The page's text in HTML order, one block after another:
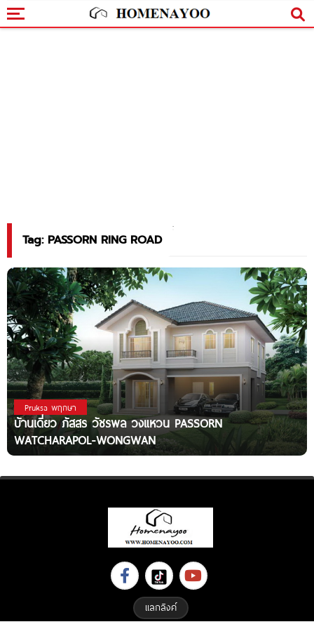
Tag: PASSORN RING ROAD
Pruksa พฤกษา
บ้านเดี่ยว ภัสสร วัชรพล วงแหวน PASSORN
WATCHARAPOL-WONGWAN
แลกลิงค์